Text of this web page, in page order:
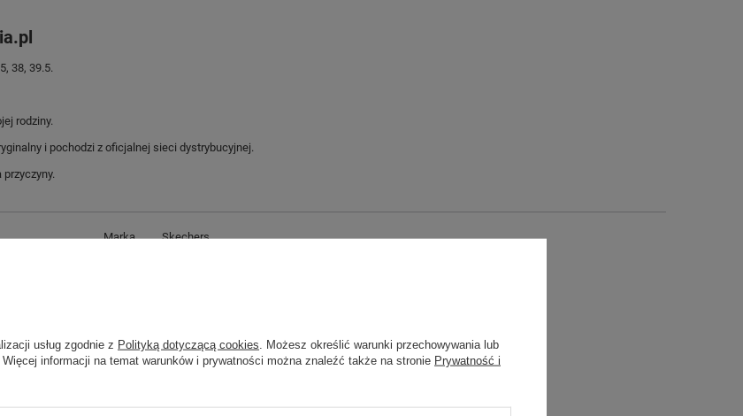
38, 39.5.
rodziny.
i pochodzi z oficjalnej sieci dystrybucyjnej.
Marka Skechers
Materiał zewnętrzny skóra ekologiczna
usług zgodnie z Polityką dotyczącą cookies . Możesz określić warunki przechowywania lub
informacji na temat warunków i prywatności można znaleźć także na stronie Prywatność i